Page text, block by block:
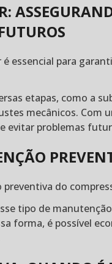
essencial para
etapas, como a
mecânicos. Com
evitar problemas
do
tipo de
forma, é possível